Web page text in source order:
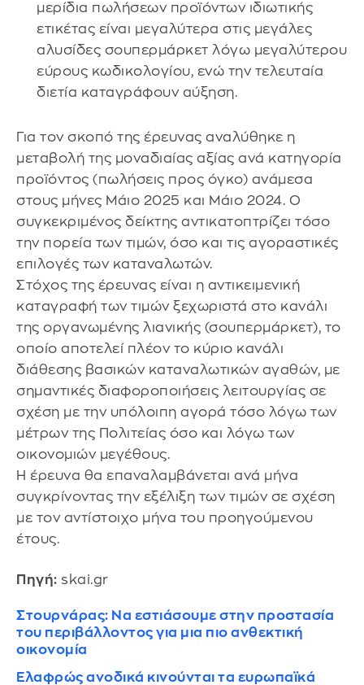
μερίδια πωλήσεων προϊόντων ιδιωτικής
ετικέτας είναι μεγαλύτερα στις μεγάλες
αλυσίδες σουπερμάρκετ λόγω μεγαλύτερου
εύρους κωδικολογίου, ενώ την τελευταία
διετία καταγράφουν αύξηση.
Για τον σκοπό της έρευνας αναλύθηκε η
μεταβολή της μοναδιαίας αξίας ανά κατηγορία
προϊόντος (πωλήσεις προς όγκο) ανάμεσα
στους μήνες Μάιο 2025 και Μάιο 2024. Ο
συγκεκριμένος δείκτης αντικατοπτρίζει τόσο
την πορεία των τιμών, όσο και τις αγοραστικές
επιλογές των καταναλωτών.
Στόχος της έρευνας είναι η αντικειμενική
καταγραφή των τιμών ξεχωριστά στο κανάλι
της οργανωμένης λιανικής (σουπερμάρκετ), το
οποίο αποτελεί πλέον το κύριο κανάλι
διάθεσης βασικών καταναλωτικών αγαθών, με
σημαντικές διαφοροποιήσεις λειτουργίας σε
σχέση με την υπόλοιπη αγορά τόσο λόγω των
μέτρων της Πολιτείας όσο και λόγω των
οικονομιών μεγέθους.
Η έρευνα θα επαναλαμβάνεται ανά μήνα
συγκρίνοντας την εξέλιξη των τιμών σε σχέση
με τον αντίστοιχο μήνα του προηγούμενου
έτους.
Πηγή: skai.gr
Στουρνάρας: Να εστιάσουμε στην προστασία
του περιβάλλοντος για μια πιο ανθεκτική
οικονομία
Ελαφρώς ανοδικά κινούνται τα ευρωπαϊκά